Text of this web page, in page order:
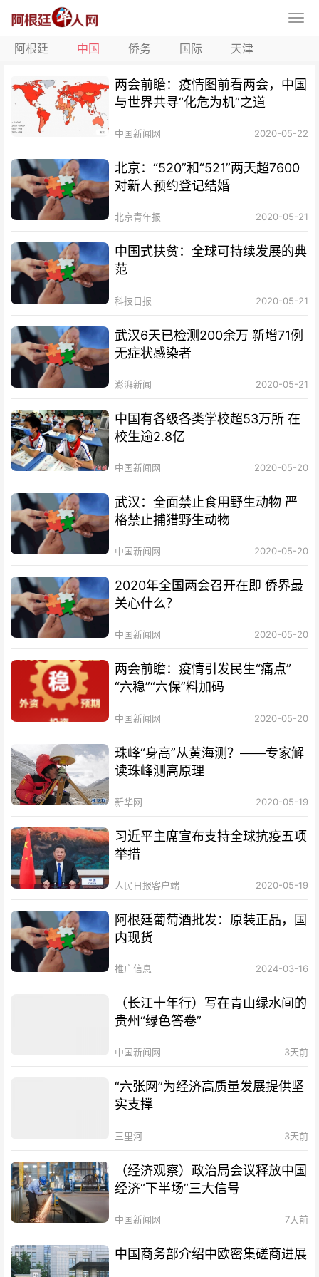
阿根廷 中国 侨务 国际 天津
两会前瞻：疫情图前看两会，中国
与世界共寻“化危为机”之道
中国新闻网 2020-05-22
北京：“520”和“521”两天超7600
对新人预约登记结婚
北京青年报 2020-05-21
中国式扶贫：全球可持续发展的典
范
科技日报 2020-05-21
武汉6天已检测200余万 新增71例
无症状感染者
澎湃新闻 2020-05-21
中国有各级各类学校超53万所 在
校生逾2.8亿
中国新闻网 2020-05-20
武汉：全面禁止食用野生动物 严
格禁止捕猎野生动物
中国新闻网 2020-05-20
2020年全国两会召开在即 侨界最
关心什么？
中国新闻网 2020-05-20
两会前瞻：疫情引发民生“痛点”
“六稳”“六保”料加码
中国新闻网 2020-05-20
珠峰“身高”从黄海测？——专家解
读珠峰测高原理
新华网 2020-05-19
习近平主席宣布支持全球抗疫五项
举措
人民日报客户端 2020-05-19
阿根廷葡萄酒批发：原装正品，国
内现货
推广信息 2024-03-16
（长江十年行）写在青山绿水间的
贵州“绿色答卷”
中国新闻网 3天前
“六张网”为经济高质量发展提供坚
实支撑
三里河 3天前
（经济观察）政治局会议释放中国
经济“下半场”三大信号
中国新闻网 7天前
中国商务部介绍中欧密集磋商进展